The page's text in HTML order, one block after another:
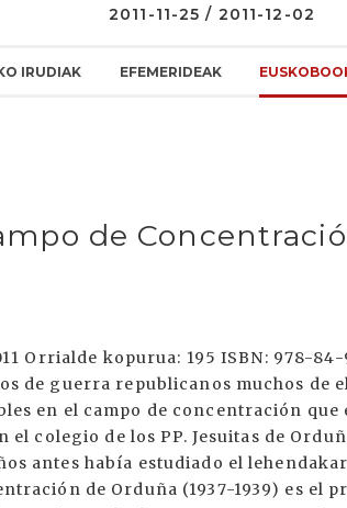
2011-11-25 / 2011-12-02
IRUDIAK EFEMERIDEAK
de
Orrialde kopurua: 195 ISBN: 978-84-
de guerra republicanos muchos de
en el campo de concentración que
colegio de los PP. Jesuitas de
antes había estudiado el
de Orduña (1937-1939) es el